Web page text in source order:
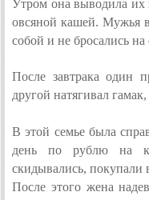
Утром она выводила их
овсяной кашей. Мужья
собой и не бросались
После завтрака один
другой натягивал
В этой семье была
день по рублю на
скидывались, покупали
После этого жена